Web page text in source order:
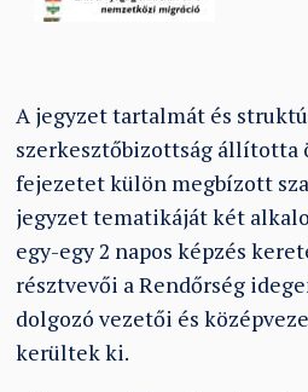
A jegyzet tartalmát és
szerkesztőbizottság állította
fejezetet külön megbízott
jegyzet tematikáját két
egy-egy 2 napos képzés
résztvevői a Rendőrség
dolgozó vezetői és
kerültek ki.